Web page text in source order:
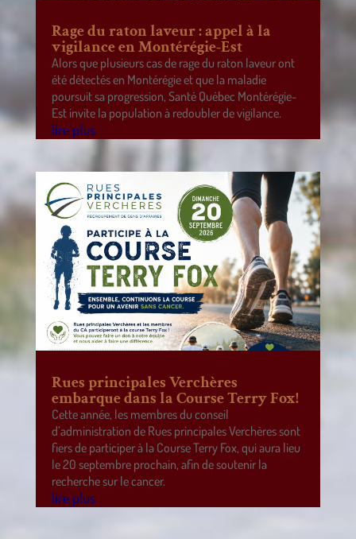
Rage du raton laveur : appel à la
vigilance en Montérégie-Est
Alors que plusieurs cas de rage du raton laveur ont
été détectés en Montérégie et que la maladie
poursuit sa progression, Santé Québec Montérégie-
Est invite la population à redoubler de vigilance.
lire plus
Rues principales Verchères
embarque dans la Course Terry Fox!
Cette année, les membres du conseil
d’administration de Rues principales Verchères sont
fiers de participer à la Course Terry Fox, qui aura lieu
le 20 septembre prochain, afin de soutenir la
recherche sur le cancer.
lire plus